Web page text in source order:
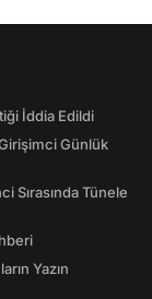
İddia Edildi
Günlük
Sırasında Tünele
Yazın